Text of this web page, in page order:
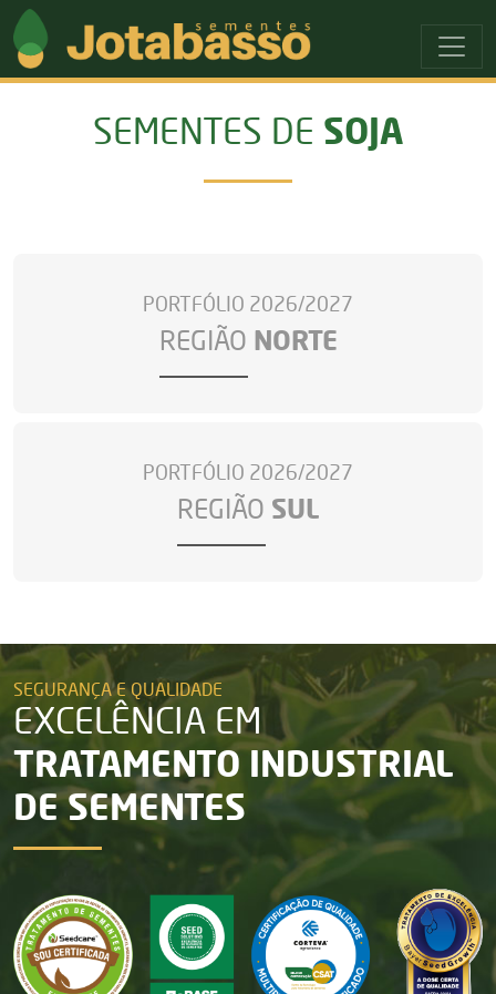
Ir para o menu principal
Ir para o conteudo principal
SEMENTES DE SOJA
PORTFÓLIO 2026/2027
REGIÃO NORTE
PORTFÓLIO 2026/2027
REGIÃO SUL
SEGURANÇA E QUALIDADE
EXCELÊNCIA EM
TRATAMENTO INDUSTRIAL
DE SEMENTES